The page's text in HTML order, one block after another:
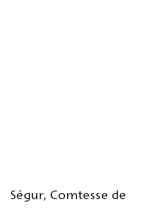
Ségur, Comtesse de